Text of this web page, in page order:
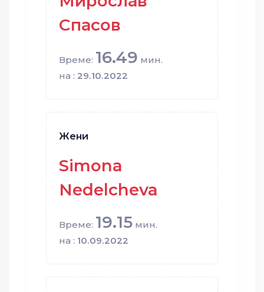
Спасов
Време: 16.49 мин.
на : 29.10.2022
Жени
Simona
Nedelcheva
Време: 19.15 мин.
на : 10.09.2022